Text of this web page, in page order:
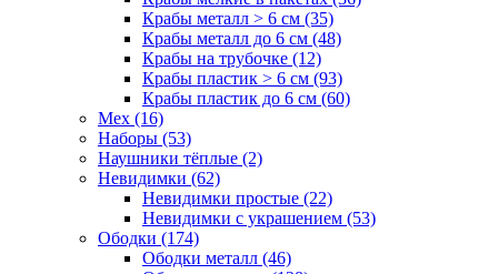
Крабы металл > 6 см (35)
Крабы металл до 6 см (48)
Крабы на трубочке (12)
Крабы пластик > 6 см (93)
Крабы пластик до 6 см (60)
Мех (16)
Наборы (53)
Наушники тёплые (2)
Невидимки (62)
Невидимки простые (22)
Невидимки с украшением (53)
Ободки (174)
Ободки металл (46)